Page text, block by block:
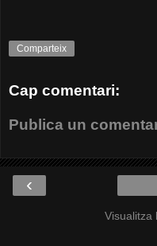
Comparteix
Cap comentari:
Publica un
‹
Visualitza